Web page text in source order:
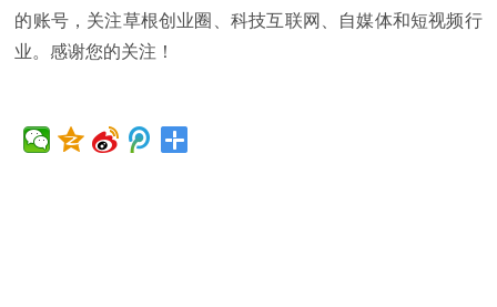
的账号，关注草根创业圈、科技互联网、自媒体和短视频行
业。感谢您的关注！